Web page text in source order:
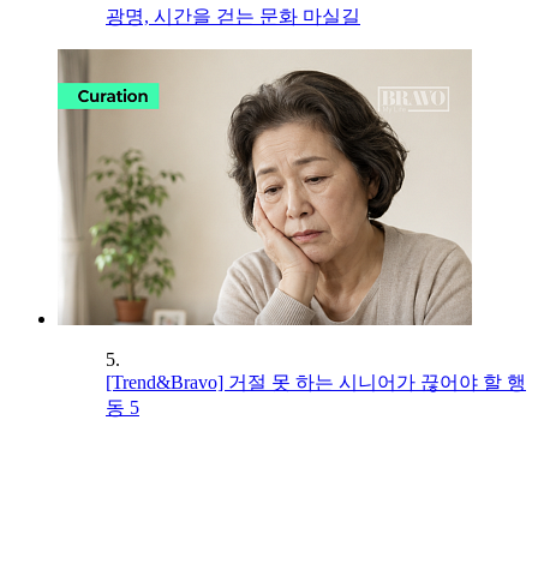
광명, 시간을 걷는 문화 마실길
5.
[Trend&Bravo] 거절 못 하는 시니어가 끊어야 할 행
동 5